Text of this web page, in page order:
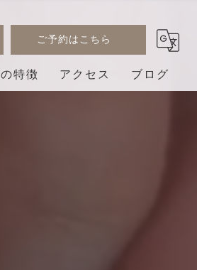
ご予約はこちら
特徴 アクセス ブログ